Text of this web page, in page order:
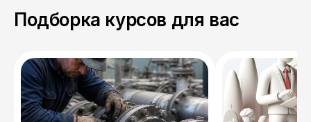
Подборка курсов для вас